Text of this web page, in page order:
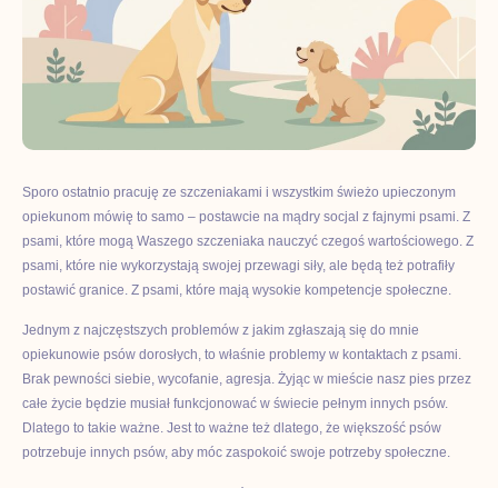
Sporo ostatnio pracuję ze szczeniakami i wszystkim świeżo upieczonym
opiekunom mówię to samo – postawcie na mądry socjal z fajnymi psami. Z
psami, które mogą Waszego szczeniaka nauczyć czegoś wartościowego. Z
psami, które nie wykorzystają swojej przewagi siły, ale będą też potrafiły
postawić granice. Z psami, które mają wysokie kompetencje społeczne.
Jednym z najczęstszych problemów z jakim zgłaszają się do mnie
opiekunowie psów dorosłych, to właśnie problemy w kontaktach z psami.
Brak pewności siebie, wycofanie, agresja. Żyjąc w mieście nasz pies przez
całe życie będzie musiał funkcjonować w świecie pełnym innych psów.
Dlatego to takie ważne. Jest to ważne też dlatego, że większość psów
potrzebuje innych psów, aby móc zaspokoić swoje potrzeby społeczne.